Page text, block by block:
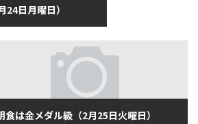
24日月曜日）
食は金メダル級（2月25日火曜日）